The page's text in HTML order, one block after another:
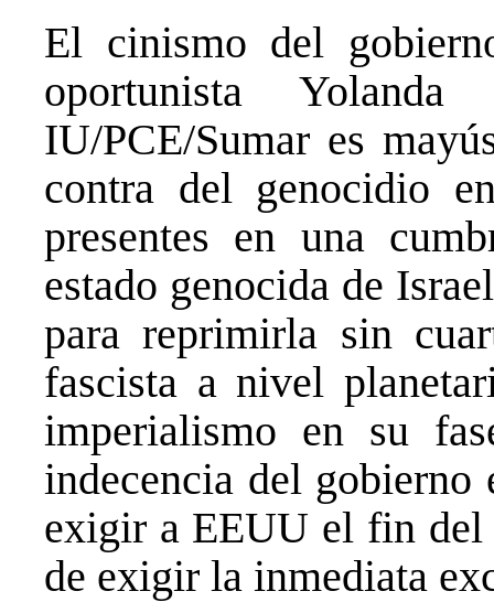
El cinismo del
oportunista
IU/PCE/Sumar es
contra del genocidio
presentes en una
estado genocida de
para reprimirla sin
fascista a nivel
imperialismo en su
indecencia del gobierno
exigir a EEUU el fin del
de exigir la inmediata